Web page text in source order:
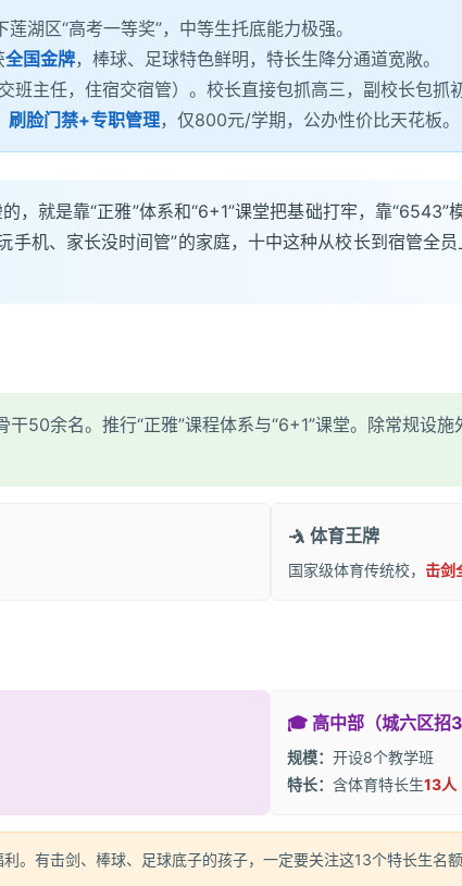
莲湖区“高考一等奖”，中等生托底能力极强。
全国金牌，棒球、足球特色鲜明，特长生降分通道宽敞。
班主任，住宿交宿管）。校长直接包抓高三，副校长包抓初
刷脸门禁+专职管理，仅800元/学期，公办性价比天花板。
，就是靠“正雅”体系和“6+1”课堂把基础打牢，靠
机、家长没时间管”的家庭，十中这种从校长到宿管全
50余名。推行“正雅”课程体系与“6+1”课堂。除常规设施
🤺 体育王牌
国家级体育传统校， 击剑
🎓 高中部（城六区招
规模： 开设8个教学班
特长： 含体育特长生13人
。有击剑、棒球、足球底子的孩子，一定要关注这13个特长生名额